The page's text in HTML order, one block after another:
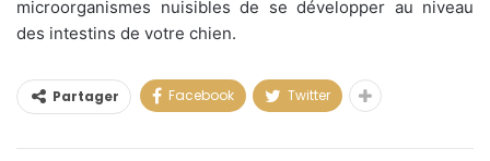
microorganismes nuisibles de se développer au niveau
des intestins de votre chien.
Partager Facebook Twitter